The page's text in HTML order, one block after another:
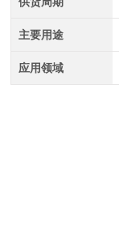
主要用途
应用领域